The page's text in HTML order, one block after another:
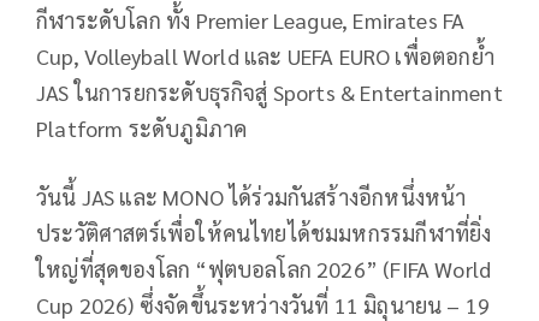
กีฬาระดับโลก ทั้ง Premier League, Emirates FA
Cup, Volleyball World และ UEFA EURO เพื่อตอกย้ำ
JAS ในการยกระดับธุรกิจสู่ Sports & Entertainment
Platform ระดับภูมิภาค
วันนี้ JAS และ MONO ได้ร่วมกันสร้างอีกหนึ่งหน้า
ประวัติศาสตร์เพื่อให้คนไทยได้ชมมหกรรมกีฬาที่ยิ่ง
ใหญ่ที่สุดของโลก “ฟุตบอลโลก 2026” (FIFA World
Cup 2026) ซึ่งจัดขึ้นระหว่างวันที่ 11 มิถุนายน – 19